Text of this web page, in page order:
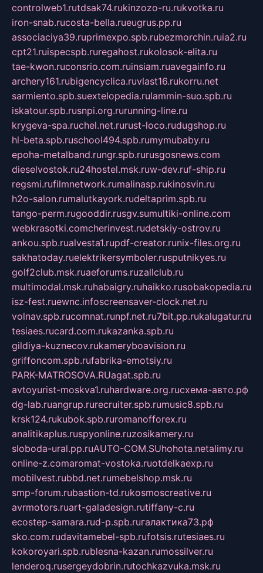
controlweb1.rutdsak74.rukinzozo-ru.rukvotka.ru
iron-snab.rucosta-bella.rueugrus.pp.ru
associaciya39.ruprimexpo.spb.rubezmorchin.ruia2.ru
cpt21.ruispecspb.ruregahost.rukolosok-elita.ru
tae-kwon.ruconsrio.com.ruinsiam.ruavegainfo.ru
archery161.rubigencyclica.ruvlast16.rukorru.net
sarmiento.spb.suextelopedia.rulammin-suo.spb.ru
iskatour.spb.rusnpi.org.rurunning-line.ru
krygeva-spa.ruchel.net.rurust-loco.rudugshop.ru
hl-beta.spb.ruschool494.spb.rumymubaby.ru
epoha-metalband.rungr.spb.rurusgosnews.com
dieselvostok.ru24hostel.msk.ruw-dev.ruf-ship.ru
regsmi.rufilmnetwork.rumalinasp.rukinosvin.ru
h2o-salon.rumalutkayork.rudeltaprim.spb.ru
tango-perm.rugooddir.rusgv.sumultiki-online.com
webkrasotki.comcherinvest.rudetskiy-ostrov.ru
ankou.spb.rualvesta1.rupdf-creator.runix-files.org.ru
sakhatoday.ruelektrikersymboler.rusputnikyes.ru
golf2club.msk.ruaeforums.ruzallclub.ru
multimodal.msk.ruhabaigry.ruhaikko.rusobakopedia.ru
isz-fest.ruewnc.infoscreensaver-clock.net.ru
volnav.spb.rucomnat.runpf.net.ru7bit.pp.rukalugatur.ru
tesiaes.rucard.com.rukazanka.spb.ru
gildiya-kuznecov.rukameryboavision.ru
griffoncom.spb.rufabrika-emotsiy.ru
PARK-MATROSOVA.RUagat.spb.ru
avtoyurist-moskva1.ruhardware.org.ruсхема-авто.рф
dg-lab.ruangrup.rurecruiter.spb.rumusic8.spb.ru
krsk124.rukubok.spb.ruromanofforex.ru
analitikaplus.ruspyonline.ruzosikamery.ru
sloboda-ural.pp.ruAUTO-COM.SUhohota.netalimy.ru
online-z.comaromat-vostoka.ruotdelkaexp.ru
mobilvest.rubbd.net.rumebelshop.msk.ru
smp-forum.rubastion-td.rukosmoscreative.ru
avrmotors.ruart-galadesign.rutiffany-c.ru
ecostep-samara.rud-p.spb.ruгалактика73.рф
sko.com.rudavitamebel-spb.rufotsis.rutesiaes.ru
kokoroyari.spb.rublesna-kazan.rumossilver.ru
lenderoq.rusergeydobrin.rutochkazvuka.msk.ru